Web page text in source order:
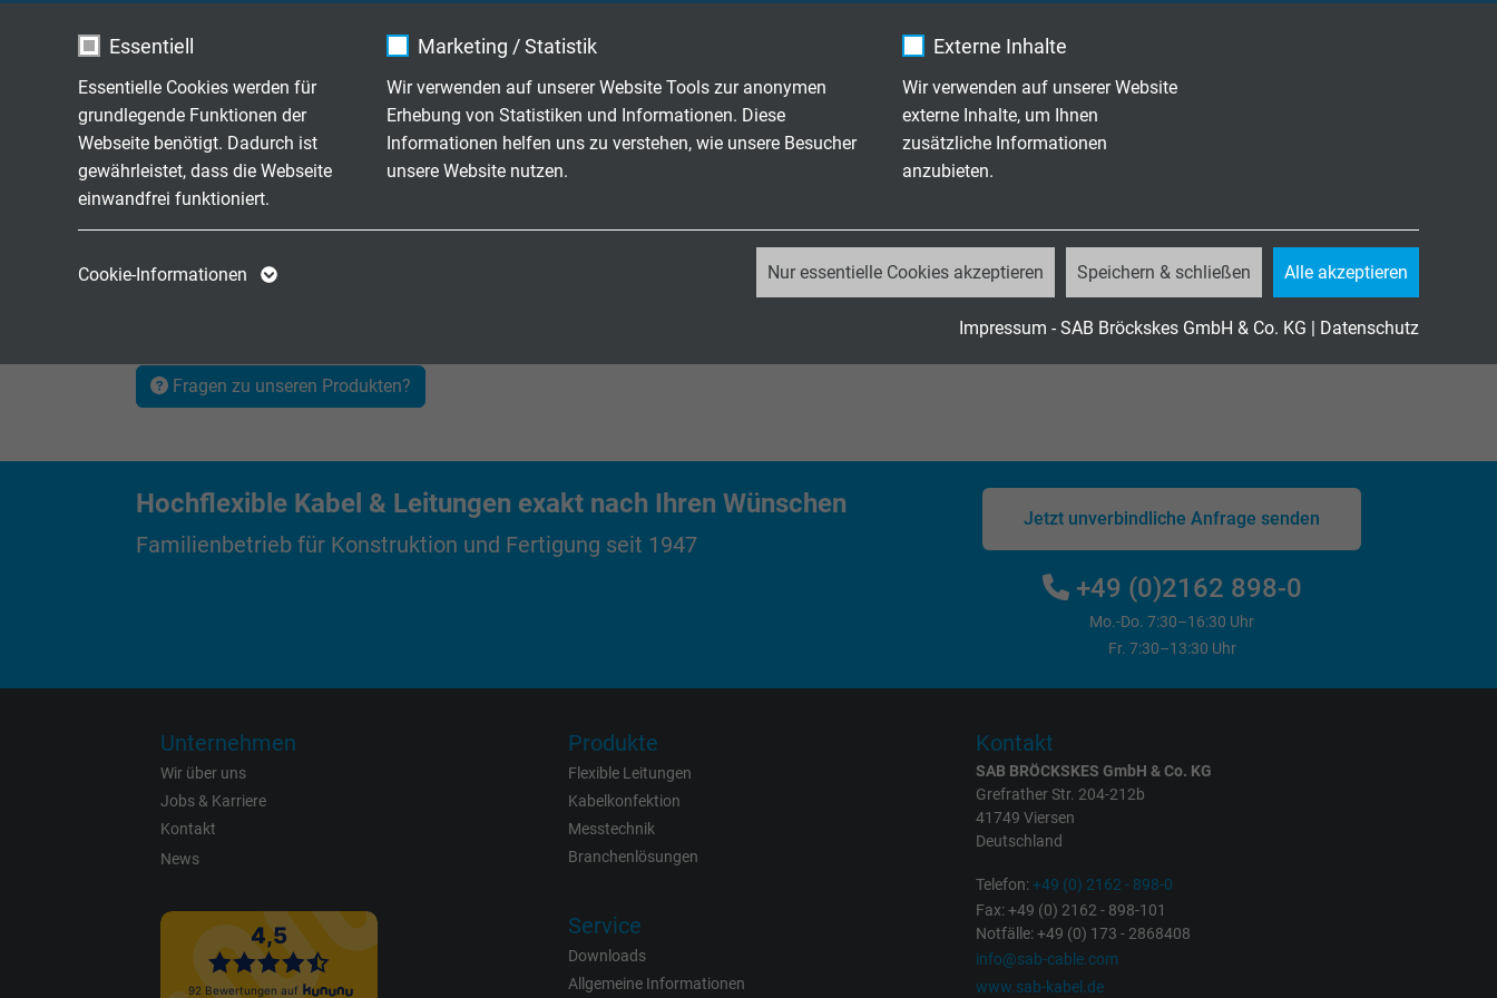
Essentiell
Essentielle Cookies werden für
grundlegende Funktionen der
Webseite benötigt. Dadurch ist
gewährleistet, dass die Webseite
einwandfrei funktioniert.
Enthält die
Optin-Einstellungen.
Marketing / Statistik
Wir verwenden auf unserer Website Tools zur anonymen
Erhebung von Statistiken und Informationen. Diese
Informationen helfen uns zu verstehen, wie unsere Besucher
unsere Website nutzen.
Besucher die Website nutzt.
Name _ga_JL6KH9WKZ9, Google Analytics
Cookie von Google für Website-Analysen.
Besucher die Website nutzt.
_gid, Google Analytics
Google LLC
Cookie von Google für Website-Analysen.
Erzeugt statistische Daten darüber, wie der
Externe Inhalte
Wir verwenden auf unserer Website
externe Inhalte, um Ihnen
zusätzliche Informationen
anzubieten.
Cookie-Informationen Nur essentielle Cookies akzeptieren Speichern & schließen Alle akzeptieren
Impressum - SAB Bröckskes GmbH & Co. KG | Datenschutz
Produktübersicht USB 2.0 / USB 3.2 Gen 1x1 Leitungen
Hochflexible USB 3.2 Gen 1x1 Leitungen
Fragen zu unseren Produkten?
Hochflexible Kabel & Leitungen exakt nach Ihren Wünschen
Familienbetrieb für Konstruktion und Fertigung seit 1947
Jetzt unverbindliche Anfrage senden
+49 (0)2162 898-0
Mo.-Do. 7:30–16:30 Uhr
Fr. 7:30–13:30 Uhr
Unternehmen
Wir über uns
Jobs & Karriere
Kontakt
News
Produkte
Flexible Leitungen
Kabelkonfektion
Messtechnik
Branchenlösungen
Service
Downloads
Allgemeine Informationen
Kontakt
SAB BRÖCKSKES GmbH & Co. KG
Grefrather Str. 204-212b
41749 Viersen
Deutschland
Telefon:+49 (0) 2162 - 898-0
Fax: +49 (0) 2162 - 898-101
Notfälle: +49 (0) 173 - 2868408
info@sab-cable.com
www.sab-kabel.de